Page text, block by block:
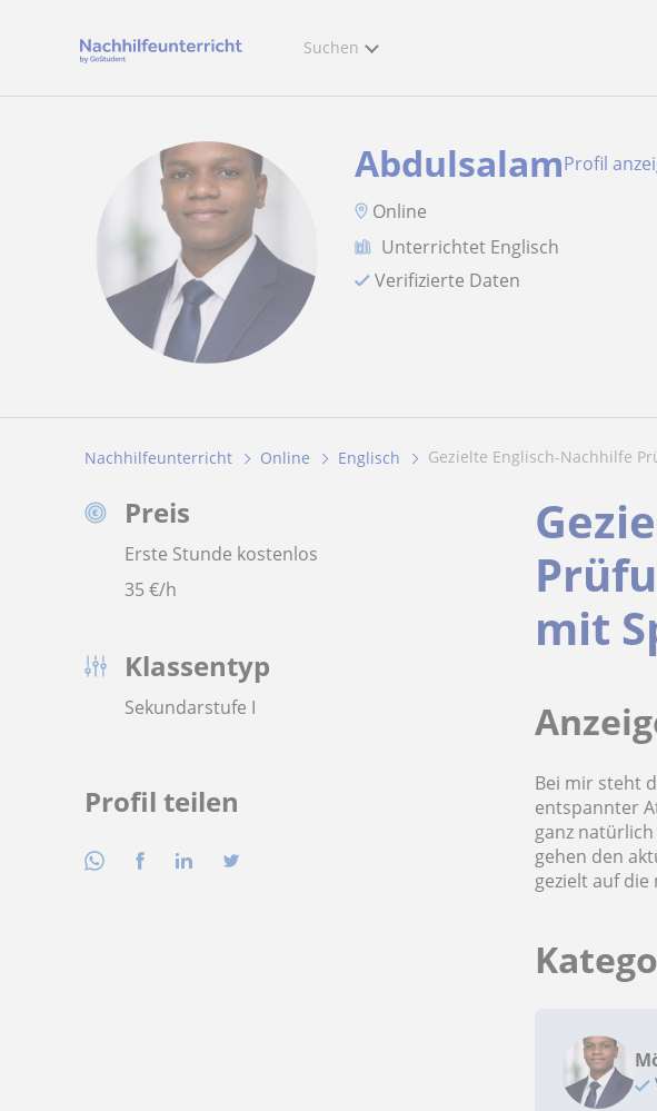
Suchen
AbdulsalamProfil
Online
Unterrichtet Englisch
Verifizierte Daten
Nachhilfeunterricht Online Englisch Gezielte Englisch-Nachhilfe
Preis
Erste Stunde kostenlos
35€/h
Klassentyp
Sekundarstufe I
Profil teilen
mit
Bei mir steht
entspannter
ganz
gehen den
gezielt auf